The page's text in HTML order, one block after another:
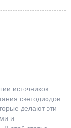
источников
светодиодов
делают эти
и